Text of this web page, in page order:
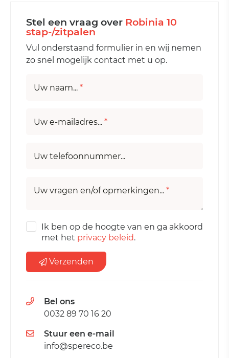
Stel een vraag over Robinia 10
stap-/zitpalen
Vul onderstaand formulier in en wij nemen
zo snel mogelijk contact met u op.
Uw naam... *
Uw e-mailadres... *
Uw telefoonnummer...
Uw vragen en/of opmerkingen... *
Ik ben op de hoogte van en ga akkoord
met het privacy beleid.
Verzenden
Bel ons
0032 89 70 16 20
Stuur een e-mail
info@spereco.be